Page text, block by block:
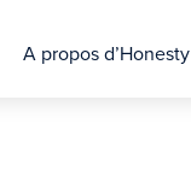
A propos d’Honesty